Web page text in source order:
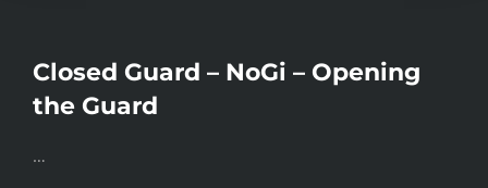
Closed Guard – NoGi – Opening
the Guard
…